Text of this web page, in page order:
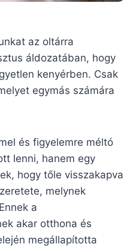
az oltárra
áldozatában, hogy
kenyérben. Csak
egymás számára
és figyelemre méltó
lenni, hanem egy
hogy tőle visszakapva
melynek
a
akar otthona és
megállapította